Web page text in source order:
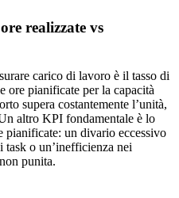
realizzate vs
carico di lavoro è il tasso di
ore pianificate per la capacità
supera costantemente l’unità,
altro KPI fondamentale è lo
pianificate: un divario eccessivo
o un’inefficienza nei
punita.